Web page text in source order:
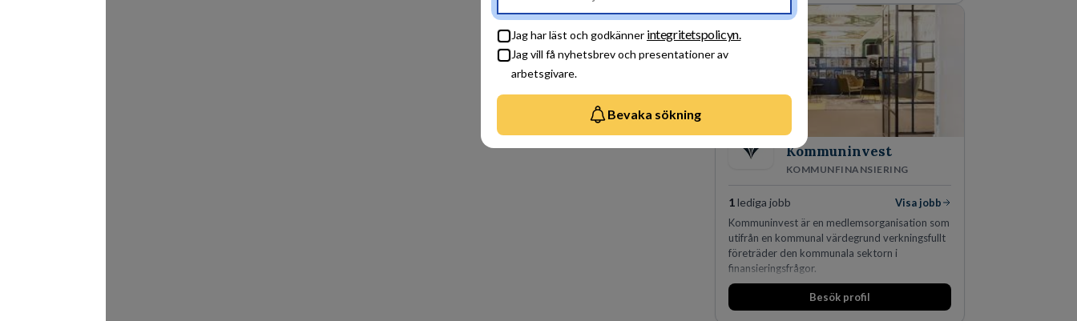
Jag har läst och godkänner integritetspolicyn.
Jag vill få nyhetsbrev och presentationer av
arbetsgivare.
Bevaka sökning
Kommuninvest
KOMMUNFINANSIERING
1 lediga jobb
Visa jobb
Kommuninvest är en medlemsorganisation som
utifrån en kommunal värdegrund verkningsfullt
företräder den kommunala sektorn i
finansieringsfrågor.
Besök profil